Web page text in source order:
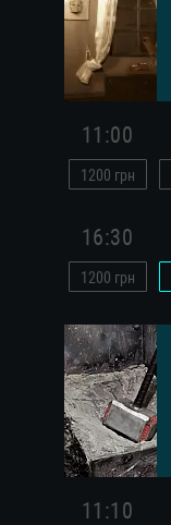
11:00
1200 грн
16:30
1200 грн
11:10